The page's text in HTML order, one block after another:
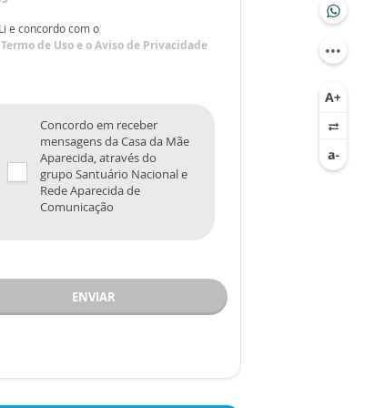
Li e concordo com o
Termo de Usoe oAviso de Privacidade
Concordo em receber
mensagens da Casa da Mãe
Aparecida, através do
grupo Santuário Nacional e
Rede Aparecida de
Comunicação
ENVIAR